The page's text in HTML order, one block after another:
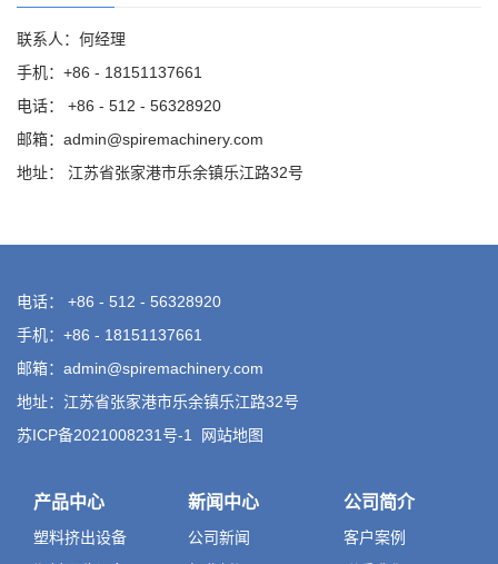
联系人：何经理
手机：+86 - 18151137661
电话： +86 - 512 - 56328920
邮箱：admin@spiremachinery.com
地址： 江苏省张家港市乐余镇乐江路32号
电话： +86 - 512 - 56328920
手机：+86 - 18151137661
邮箱：admin@spiremachinery.com
地址：江苏省张家港市乐余镇乐江路32号
苏ICP备2021008231号-1
网站地图
产品中心
塑料挤出设备
新闻中心
公司新闻
公司简介
客户案例